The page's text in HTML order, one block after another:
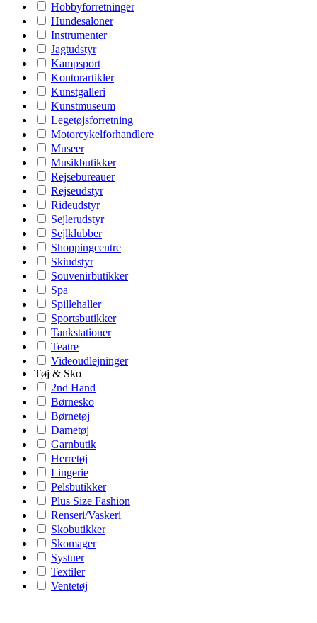
Hobbyforretninger
Hundesaloner
Instrumenter
Jagtudstyr
Kampsport
Kontorartikler
Kunstgalleri
Kunstmuseum
Legetøjsforretning
Motorcykelforhandlere
Museer
Musikbutikker
Rejsebureauer
Rejseudstyr
Rideudstyr
Sejlerudstyr
Sejlklubber
Shoppingcentre
Skiudstyr
Souvenirbutikker
Spa
Spillehaller
Sportsbutikker
Tankstationer
Teatre
Videoudlejninger
Tøj & Sko
2nd Hand
Børnesko
Børnetøj
Dametøj
Garnbutik
Herretøj
Lingerie
Pelsbutikker
Plus Size Fashion
Renseri/Vaskeri
Skobutikker
Skomager
Systuer
Textiler
Ventetøj